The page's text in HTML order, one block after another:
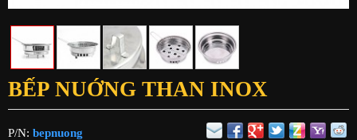
BẾP NUỚNG THAN INOX
P/N: bepnuong